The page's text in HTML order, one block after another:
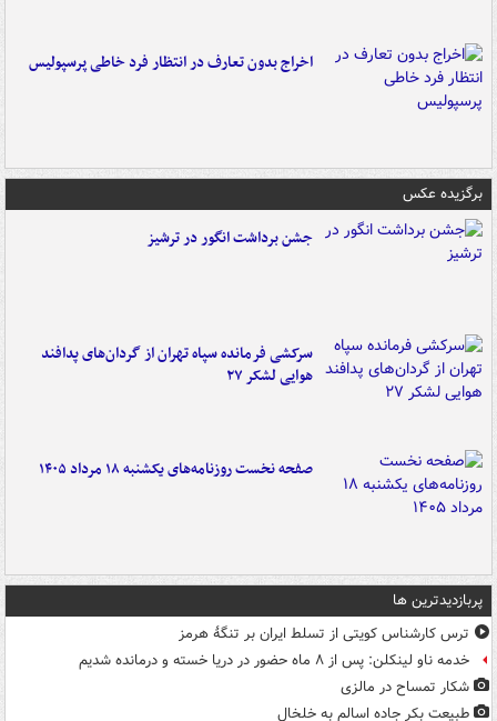
اخراج بدون تعارف در انتظار فرد خاطی پرسپولیس
برگزیده عکس
جشن برداشت انگور در ترشیز
سرکشی فرمانده سپاه تهران از گردان‌های پدافند
هوایی لشکر ۲۷
صفحه نخست روزنامه‌های یکشنبه ۱۸ مرداد ۱۴۰۵
پربازدیدترین ها
ترس کارشناس کویتی از تسلط ایران بر تنگۀ هرمز
خدمه ناو لینکلن: پس از ۸ ماه حضور در دریا خسته و درمانده‌ شدیم
شکار تمساح در مالزی
طبیعت بکر جاده اسالم به خلخال